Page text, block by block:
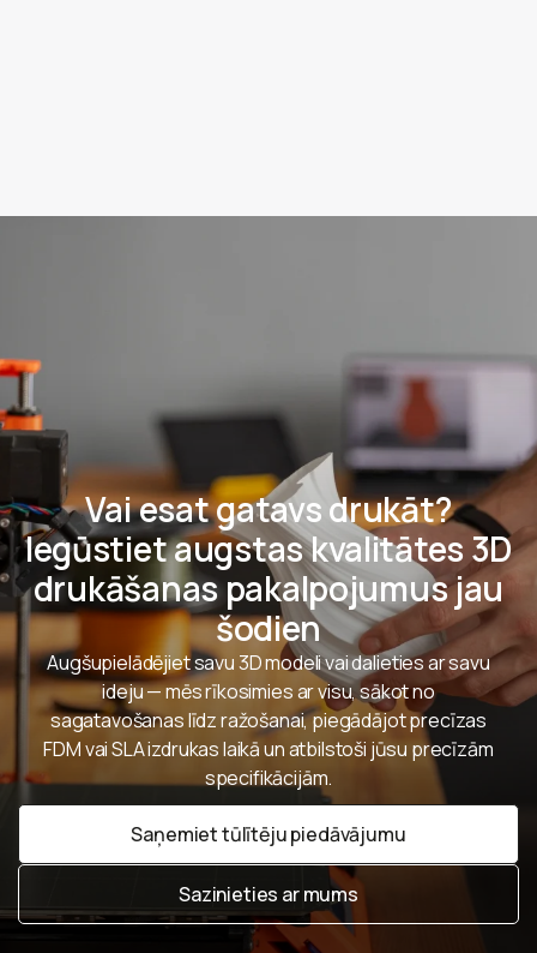
Vai esat gatavs drukāt?
Iegūstiet augstas kvalitātes 3D
drukāšanas pakalpojumus jau
šodien
Augšupielādējiet savu 3D modeli vai dalieties ar savu
ideju — mēs rīkosimies ar visu, sākot no
sagatavošanas līdz ražošanai, piegādājot precīzas
FDM vai SLA izdrukas laikā un atbilstoši jūsu precīzām
specifikācijām.
Saņemiet tūlītēju piedāvājumu
Saņemiet tūlītēju piedāvājumu
Sazinieties ar mums
Sazinieties ar mums